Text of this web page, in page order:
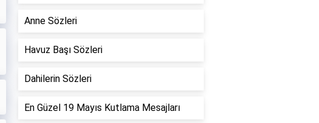
Anne Sözleri
Havuz Başı Sözleri
Dahilerin Sözleri
En Güzel 19 Mayıs Kutlama Mesajları